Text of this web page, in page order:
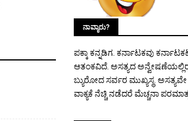
ನಾವ್ಯಾರು?
ಪಕ್ಕಾ ಕನ್ನಡಿಗ. ಕರ್ನಾಟಕವು
ಆತಂಕವಿದೆ. ಅಸತ್ಯದ
ಬ್ಯುರೋದ ಸರ್ವರ ಮುಖ್ಯಸ್ಥ.
ವಾಕ್ಯಕೆ ನೆಚ್ಚಿ ನಡೆದರೆ ಮೆಚ್ಚನಾ